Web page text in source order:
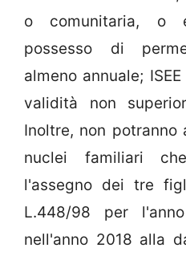
o comunitaria, o
possesso di
almeno annuale;
validità non
Inoltre, non potranno
nuclei familiari
l'assegno dei tre
L.448/98 per
nell'anno 2018 alla